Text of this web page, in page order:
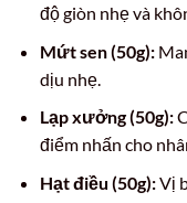
độ giòn nhẹ và
Mứt sen (50g):
dịu nhẹ.
Lạp xưởng (50g):
điểm nhấn cho
Hạt điều (50g):Vị